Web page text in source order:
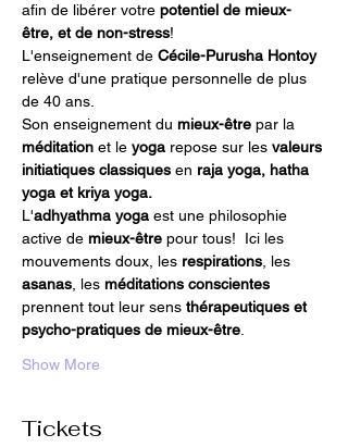
afin de libérer votre potentiel de mieux-
être, et de non-stress!
L'enseignement de Cécile-Purusha Hontoy
relève d'une pratique personnelle de plus
de 40 ans.
Son enseignement du mieux-être par la
méditation et le yoga repose sur les valeurs
initiatiques classiques en raja yoga, hatha
yoga et kriya yoga.
L'adhyathma yoga est une philosophie
active de mieux-être pour tous!  Ici les
mouvements doux, les respirations , les
asanas , les méditations conscientes
prennent tout leur sens thérapeutiques et
psycho-pratiques de mieux-être
Show More
Tickets